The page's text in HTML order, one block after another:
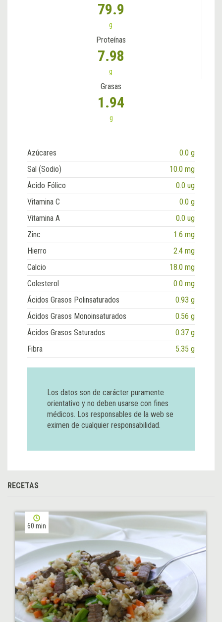
79.9
g
Proteínas
7.98
g
Grasas
1.94
g
Azúcares
0.0 g
Sal (Sodio)
10.0 mg
Ácido Fólico
0.0 ug
Vitamina C
0.0 g
Vitamina A
0.0 ug
Zinc
1.6 mg
Hierro
2.4 mg
Calcio
18.0 mg
Colesterol
0.0 mg
Ácidos Grasos Polinsaturados
0.93 g
Ácidos Grasos Monoinsaturados
0.56 g
Ácidos Grasos Saturados
0.37 g
Fibra
5.35 g
Los datos son de carácter puramente
orientativo y no deben usarse con fines
médicos. Los responsables de la web se
eximen de cualquier responsabilidad.
RECETAS
60 min